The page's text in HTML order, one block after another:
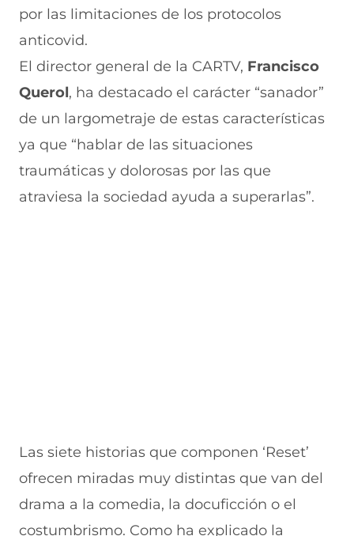
por las limitaciones de los protocolos
anticovid.
El director general de la CARTV, Francisco
Querol, ha destacado el carácter “sanador”
de un largometraje de estas características
ya que “hablar de las situaciones
traumáticas y dolorosas por las que
atraviesa la sociedad ayuda a superarlas”.
Las siete historias que componen ‘Reset’
ofrecen miradas muy distintas que van del
drama a la comedia, la docuficción o el
costumbrismo. Como ha explicado la